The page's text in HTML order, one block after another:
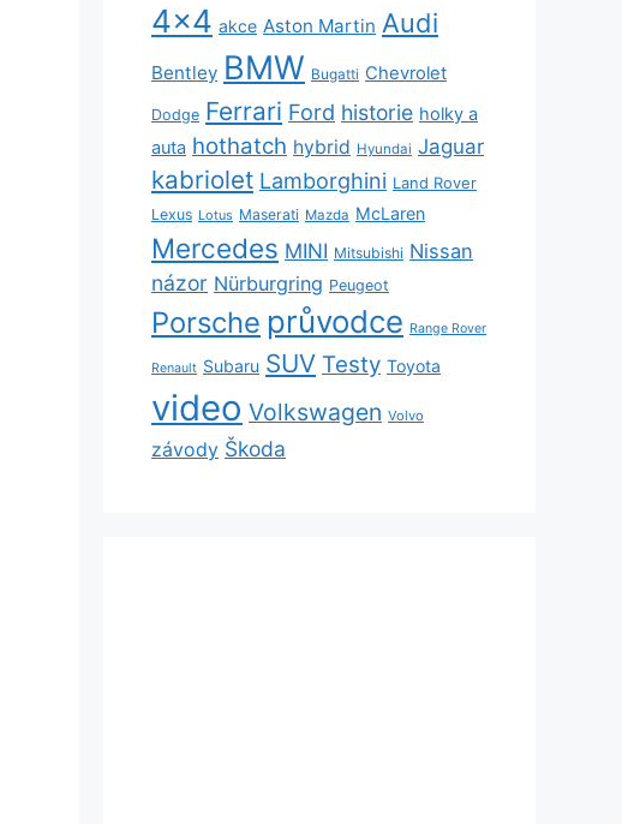
4x4 akce Aston Martin Audi
Bentley BMW Bugatti Chevrolet
Dodge Ferrari Ford historie holky a
auta hothatch hybrid Hyundai Jaguar
kabriolet Lamborghini Land Rover
Lexus Lotus Maserati Mazda McLaren
Mercedes MINI Mitsubishi Nissan
názor Nürburgring Peugeot
Porsche průvodce Range Rover
Renault Subaru SUV Testy Toyota
video Volkswagen Volvo
závody Škoda